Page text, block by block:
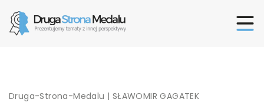
Druga-Strona-Medalu | SŁAWOMIR GAGATEK